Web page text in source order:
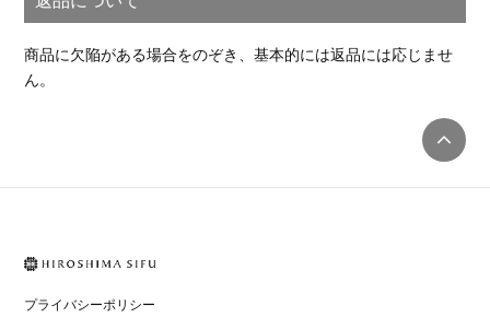
商品に欠陥がある場合をのぞき、基本的には返品には応じませ
ん。
プライバシーポリシー